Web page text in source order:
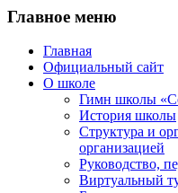
Главное меню
Главная
Официальный сайт
О школе
Гимн школы
История школы
Структура и
организацией
Руководство,
Виртуальный